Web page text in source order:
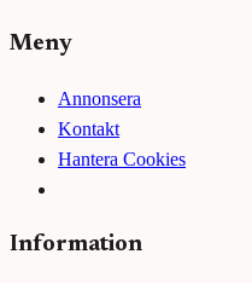
Meny
Annonsera
Kontakt
Hantera Cookies
Information